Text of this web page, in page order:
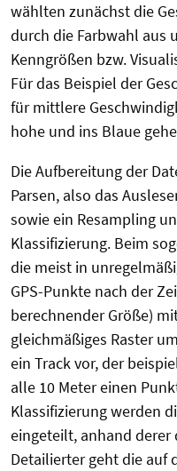
wählten zunächst die
durch die Farbwahl aus
Kenngrößen bzw.
Für das Beispiel der
für mittlere
hohe und ins Blaue
Die Aufbereitung der
Parsen, also das
sowie ein Resampling
Klassifizierung. Beim
die meist in
GPS-Punkte nach der
berechnender Größe)
gleichmäßiges Raster
ein Track vor, der
alle 10 Meter einen
Klassifizierung werden
eingeteilt, anhand
Detailierter geht die auf